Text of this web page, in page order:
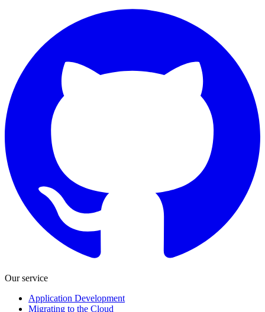
Our service
Application Development
Migrating to the Cloud